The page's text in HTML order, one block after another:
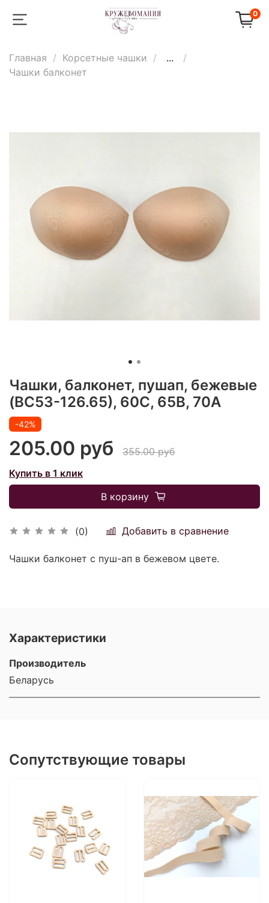
0
Главная Корсетные чашки
...
Чашки балконет
Чашки, балконет, пушап, бежевые
(BС53-126.65), 60С, 65В, 70А
(0) Добавить в сравнение
-42%
205.00 руб
355.00 руб
Купить в 1 клик
В корзину
Чашки балконет с пуш-ап в бежевом цвете.
Характеристики
Производитель
Беларусь
Сопутствующие товары